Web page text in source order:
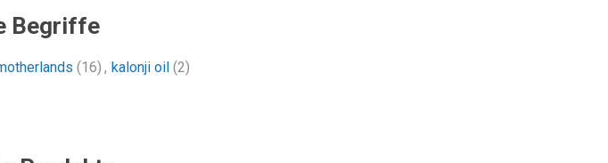
Begriffe
(16) , kalonji oil (2)